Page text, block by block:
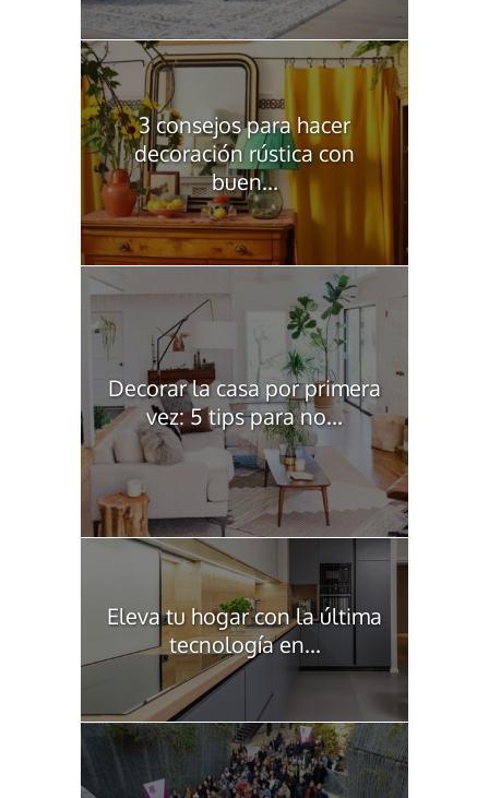
3 consejos para hacer
decoración rústica con
buen...
Decorar la casa por primera
vez: 5 tips para no...
Eleva tu hogar con la última
tecnología en...